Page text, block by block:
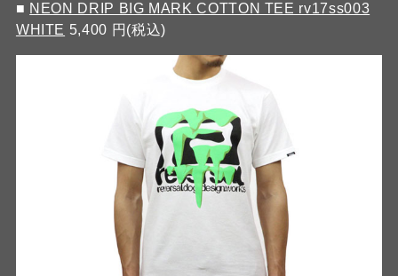
■ NEON DRIP BIG MARK COTTON TEE rv17ss003
WHITE 5,400 円(税込)